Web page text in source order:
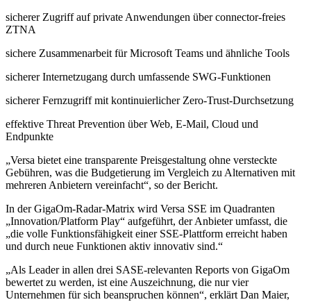
sicherer Zugriff auf private Anwendungen über connector-freies
ZTNA
sichere Zusammenarbeit für Microsoft Teams und ähnliche Tools
sicherer Internetzugang durch umfassende SWG-Funktionen
sicherer Fernzugriff mit kontinuierlicher Zero-Trust-Durchsetzung
effektive Threat Prevention über Web, E-Mail, Cloud und
Endpunkte
„Versa bietet eine transparente Preisgestaltung ohne versteckte
Gebühren, was die Budgetierung im Vergleich zu Alternativen mit
mehreren Anbietern vereinfacht“, so der Bericht.
In der GigaOm-Radar-Matrix wird Versa SSE im Quadranten
„Innovation/Platform Play“ aufgeführt, der Anbieter umfasst, die
„die volle Funktionsfähigkeit einer SSE-Plattform erreicht haben
und durch neue Funktionen aktiv innovativ sind.“
„Als Leader in allen drei SASE-relevanten Reports von GigaOm
bewertet zu werden, ist eine Auszeichnung, die nur vier
Unternehmen für sich beanspruchen können“, erklärt Dan Maier,